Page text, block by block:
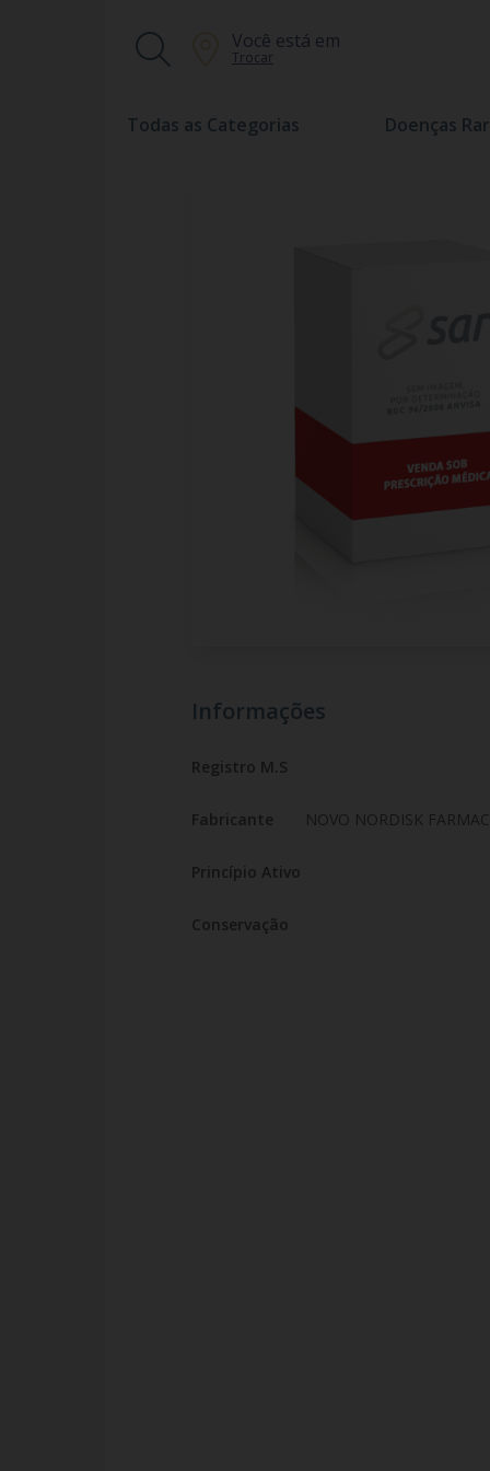
Você está em
Trocar
Todas as Categorias Doenças
Informações
Registro M.S
Fabricante NOVO NORDISK
Princípio Ativo
Conservação